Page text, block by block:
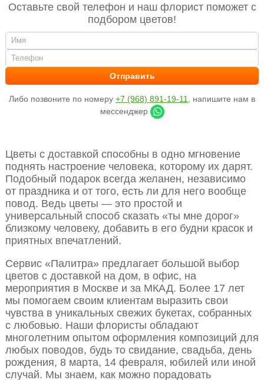
Оставьте свой телефон и наш флорист поможет с
подбором цветов!
Либо позвоните по номеру +7 (968) 891-19-11
, напишите нам в
мессенджер
Цветы с доставкой способны в одно мгновение
поднять настроение человека, которому их дарят.
Подобный подарок всегда желанен, независимо
от праздника и от того, есть ли для него вообще
повод. Ведь цветы — это простой и
универсальный способ сказать «ты мне дорог»
близкому человеку, добавить в его будни красок и
приятных впечатлений.
Сервис «Палитра» предлагает большой выбор
цветов с доставкой на дом, в офис, на
мероприятия в Москве и за МКАД. Более 17 лет
мы помогаем своим клиентам выразить свои
чувства в уникальных свежих букетах, собранных
с любовью. Наши флористы обладают
многолетним опытом оформления композиций для
любых поводов, будь то свидание, свадьба, день
рождения, 8 марта, 14 февраля, юбилей или иной
случай. Мы знаем, как можно порадовать